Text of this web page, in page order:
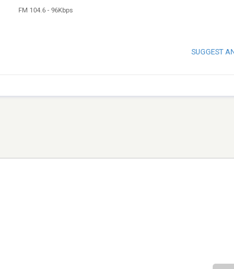
FM 104.6 - 96Kbps
SUGGEST